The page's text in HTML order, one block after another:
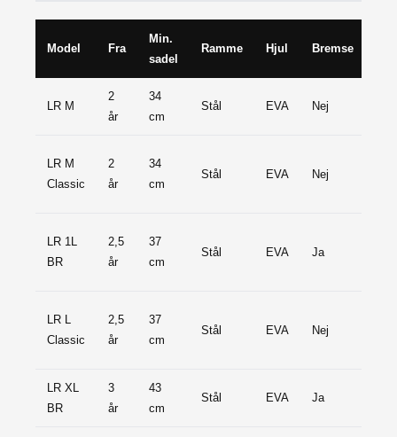
Model Fra
Min.
sadel
Ramme Hjul Bremse
LR M
2
år
34
cm
Stål EVA Nej
LR M
Classic
2
år
34
cm
Stål EVA Nej
LR 1L
BR
2,5
år
37
cm
Stål EVA Ja
LR L
Classic
2,5
år
37
cm
Stål EVA Nej
LR XL
BR
3
år
43
cm
Stål EVA Ja